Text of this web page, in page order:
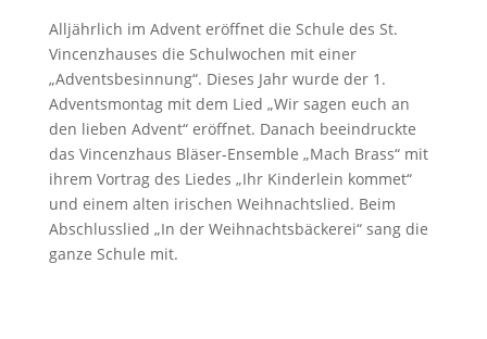
Alljährlich im Advent eröffnet die Schule des St.
Vincenzhauses die Schulwochen mit einer
„Adventsbesinnung“. Dieses Jahr wurde der 1.
Adventsmontag mit dem Lied „Wir sagen euch an
den lieben Advent“ eröffnet. Danach beeindruckte
das Vincenzhaus Bläser-Ensemble „Mach Brass“ mit
ihrem Vortrag des Liedes „Ihr Kinderlein kommet“
und einem alten irischen Weihnachtslied. Beim
Abschlusslied „In der Weihnachtsbäckerei“ sang die
ganze Schule mit.